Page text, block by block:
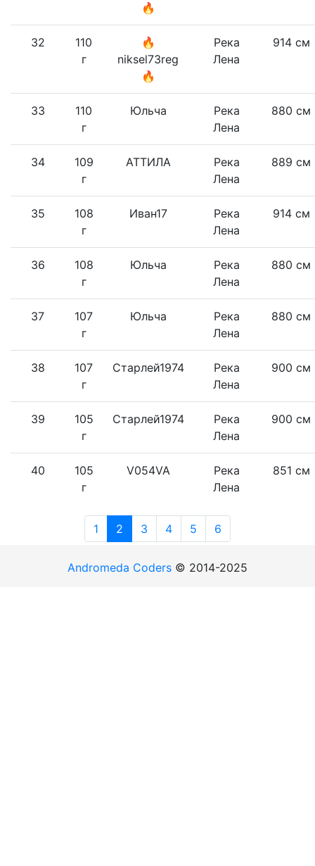
🔥
32
110
г
🔥
niksel73reg
🔥
Река
Лена
914 см
33
110
г
Юльча
Река
Лена
880 см
34
109
г
АТТИЛА
Река
Лена
889 см
35
108
г
Иван17
Река
Лена
914 см
36
108
г
Юльча
Река
Лена
880 см
37
107
г
Юльча
Река
Лена
880 см
38
107
г
Старлей1974
Река
Лена
900 см
39
105
г
Старлей1974
Река
Лена
900 см
40
105
г
V054VA
Река
Лена
851 см
1 2 3 4 5 6
Andromeda Coders © 2014-2025